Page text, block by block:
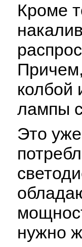
Кроме
колбой
лампы
Это
нужно